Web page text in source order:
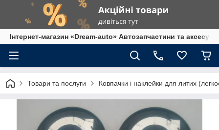
Інтернет-магазин «Dream-auto» Автозапчастини та
Товари та послуги Ковпачки і наклейки для литих